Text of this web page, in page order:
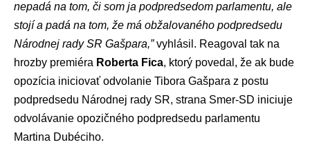
nepadá na tom, či som ja podpredsedom parlamentu, ale
stojí a padá na tom, že má obžalovaného podpredsedu
Národnej rady SR Gašpara,”vyhlásil. Reagoval tak na
hrozby premiéra Roberta Fica, ktorý povedal, že ak bude
opozícia iniciovať odvolanie Tibora Gašpara z postu
podpredsedu Národnej rady SR, strana Smer-SD iniciuje
odvolávanie opozičného podpredsedu parlamentu
Martina Dubéciho.